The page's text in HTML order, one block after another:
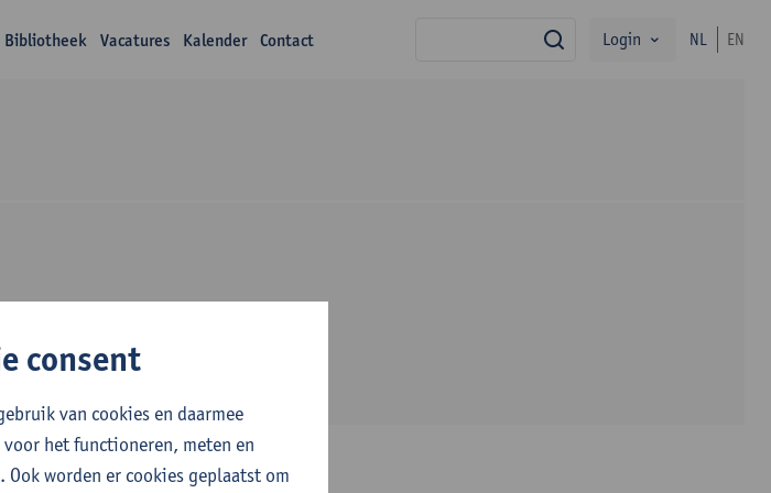
Bibliotheek Vacatures Kalender Contact zoekLogin NL EN
Kumar
consent
van cookies en daarmee
het functioneren, meten en
worden er cookies geplaatst om